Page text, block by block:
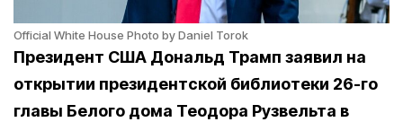
Official White House Photo by Daniel Torok
Президент США Дональд Трамп заявил на
открытии президентской библиотеки 26-го
главы Белого дома Теодора Рузвельта в